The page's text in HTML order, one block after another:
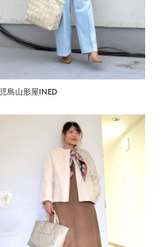
島山形屋INED